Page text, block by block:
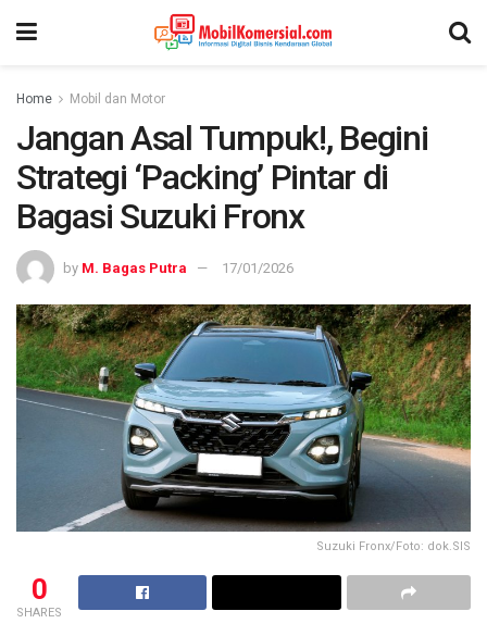
Home Mobil dan Motor
Jangan Asal Tumpuk!, Begini
Strategi ‘Packing’ Pintar di
Bagasi Suzuki Fronx
by M. Bagas Putra 17/01/2026
Suzuki Fronx/Foto: dok.SIS
0
SHARES